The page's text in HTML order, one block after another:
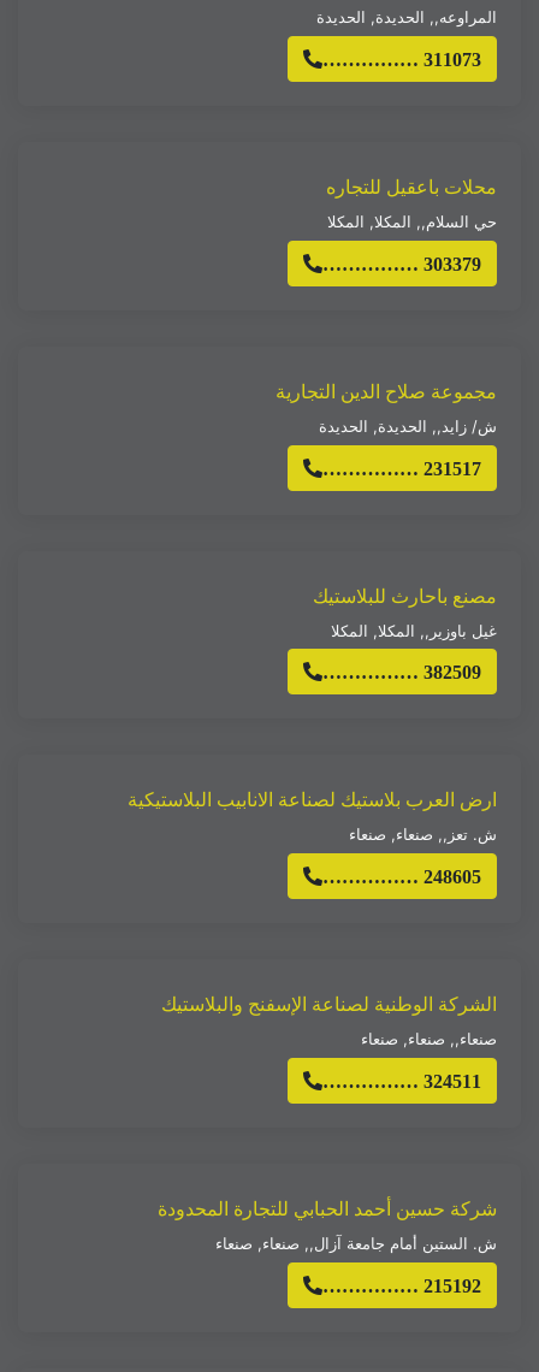
المراوعه,, الحديدة, الحديدة
…………… 311073
محلات باعقيل للتجاره
حي السلام,, المكلا, المكلا
…………… 303379
مجموعة صلاح الدين التجارية
ش/ زايد,, الحديدة, الحديدة
…………… 231517
مصنع باحارث للبلاستيك
غيل باوزير,, المكلا, المكلا
…………… 382509
ارض العرب بلاستيك لصناعة الانابيب البلاستيكية
ش. تعز,, صنعاء, صنعاء
…………… 248605
الشركة الوطنية لصناعة الإسفنج والبلاستيك
صنعاء,, صنعاء, صنعاء
…………… 324511
شركة حسين أحمد الحبابي للتجارة المحدودة
ش. الستين أمام جامعة آزال,, صنعاء, صنعاء
…………… 215192